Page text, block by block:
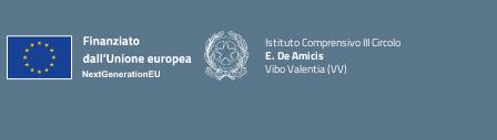
Istituto Comprensivo III Circolo
E. De Amicis
Vibo Valentia (VV)